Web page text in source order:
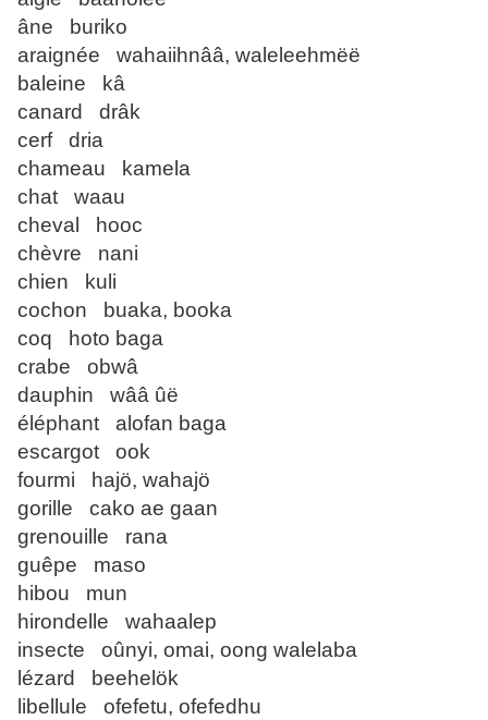
âne buriko
araignée wahaiihnââ, waleleehmëë
baleine kâ
canard drâk
cerf dria
chameau kamela
chat waau
cheval hooc
chèvre nani
chien kuli
cochon buaka, booka
coq hoto baga
crabe obwâ
dauphin wââ ûë
éléphant alofan baga
escargot ook
fourmi hajö, wahajö
gorille cako ae gaan
grenouille rana
guêpe maso
hibou mun
hirondelle wahaalep
insecte oûnyi, omai, oong walelaba
lézard beehelök
libellule ofefetu, ofefedhu